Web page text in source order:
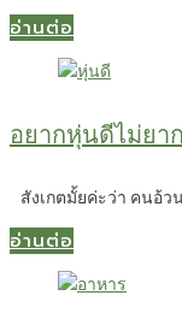
อ่านต่อ
อยากหุ่นดีไม่ยา
สังเกตมั้ยค่ะว่า คนอ้วน
อ่านต่อ